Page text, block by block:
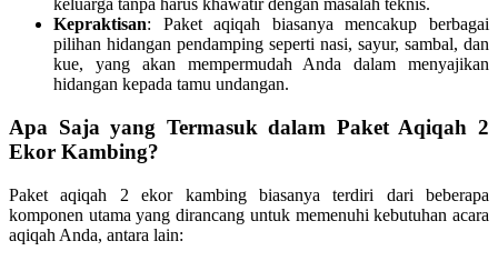
keluarga tanpa harus khawatir dengan masalah teknis.
Kepraktisan: Paket aqiqah biasanya mencakup berbagai
pilihan hidangan pendamping seperti nasi, sayur, sambal, dan
kue, yang akan mempermudah Anda dalam menyajikan
hidangan kepada tamu undangan.
Apa Saja yang Termasuk dalam Paket Aqiqah 2
Ekor Kambing?
Paket aqiqah 2 ekor kambing biasanya terdiri dari beberapa
komponen utama yang dirancang untuk memenuhi kebutuhan acara
aqiqah Anda, antara lain: